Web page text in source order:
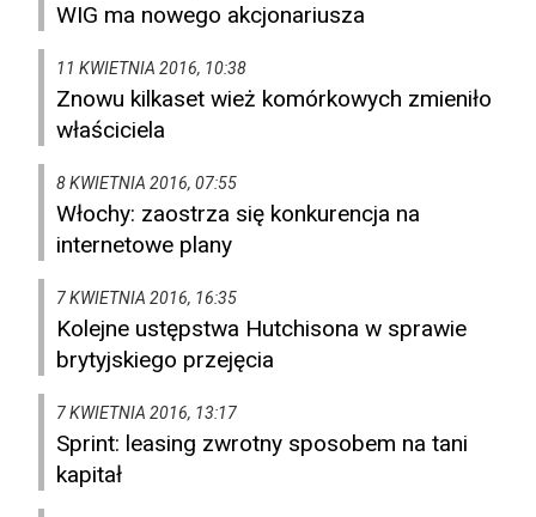
WIG ma nowego akcjonariusza
11 KWIETNIA 2016, 10:38
Znowu kilkaset wież komórkowych zmieniło
właściciela
8 KWIETNIA 2016, 07:55
Włochy: zaostrza się konkurencja na
internetowe plany
7 KWIETNIA 2016, 16:35
Kolejne ustępstwa Hutchisona w sprawie
brytyjskiego przejęcia
7 KWIETNIA 2016, 13:17
Sprint: leasing zwrotny sposobem na tani
kapitał